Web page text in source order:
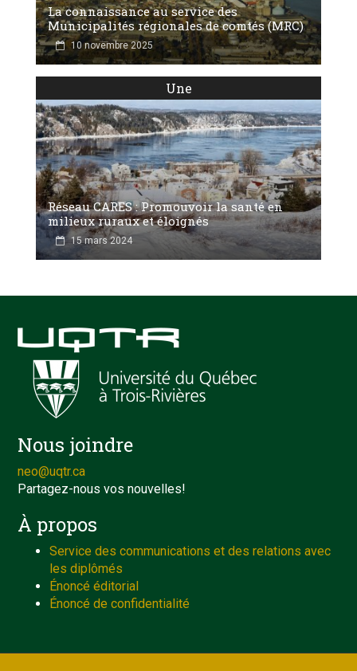
La connaissance au service des
Municipalités régionales de comtés (MRC)
10 novembre 2025
Une
Réseau CARES : Promouvoir la santé en
milieux ruraux et éloignés
15 mars 2024
Nous joindre
neo@uqtr.ca
Partagez-nous vos nouvelles!
À propos
Service des communications et des relations avec
les diplômés
Énoncé éditorial
Énoncé de confidentialité